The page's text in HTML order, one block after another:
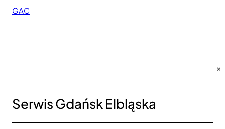
GAC
×
Serwis Gdańsk Elbląska